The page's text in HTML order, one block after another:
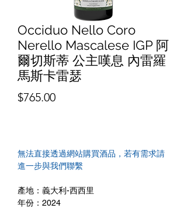
Occiduo Nello Coro
Nerello Mascalese IGP 阿
爾切斯蒂 公主嘆息 內雷羅
馬斯卡雷瑟
$765.00價
無法直接透過網站購買酒品，若有需求請
進一步與我們聯繫
產地：義大利-西西里
年份：2024